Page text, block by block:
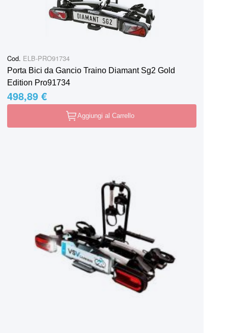
Cod. ELB-PRO91734
Porta Bici da Gancio Traino Diamant Sg2 Gold
Edition Pro91734
498,89 €
Aggiungi al Carrello